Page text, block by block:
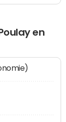
en